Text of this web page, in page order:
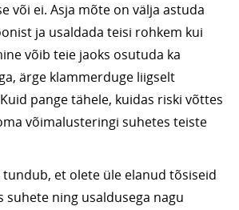
või ei. Asja mõte on välja astuda
ja usaldada teisi rohkem kui
võib teie jaoks osutuda ka
ärge klammerduge liigselt
pange tähele, kuidas riski võttes
võimalusteringi suhetes teiste
tundub, et olete üle elanud tõsiseid
suhete ning usaldusega nagu